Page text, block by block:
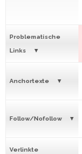
Problematische
Links
Anchortexte
Follow/Nofollow
Verlinkte